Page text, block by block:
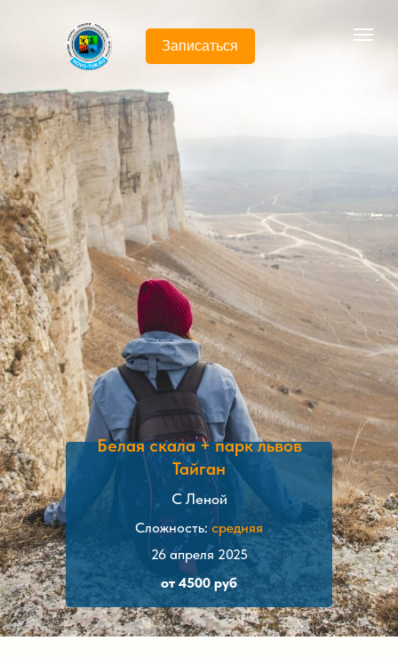
Записаться
Белая скала + парк львов
Тайган
С Леной
26 апреля 2025
Сложность: средняя
от 4500 руб